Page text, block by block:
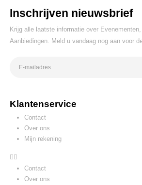
Inschrijven nieuwsbrief
Krijg alle laatste informatie over
Aanbiedingen. Meld u vandaag nog aan voor
Klantenservice
Contact
Over ons
Mijn rekening
Contact
Over ons